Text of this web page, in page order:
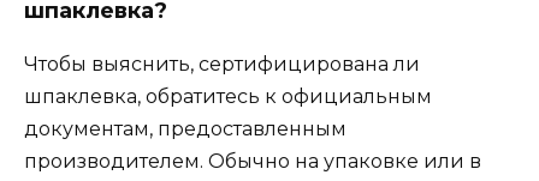
шпаклевка?
Чтобы выяснить, сертифицирована ли
шпаклевка, обратитесь к официальным
документам, предоставленным
производителем. Обычно на упаковке или в